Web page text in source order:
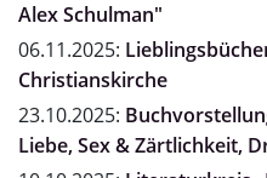
Alex Schulman"
06.11.2025:
Christianskirche
23.10.2025:
Liebe, Sex & Zärtlichkeit,